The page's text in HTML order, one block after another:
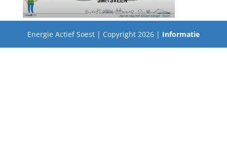
Energie Actief Soest | Copyright 2026 | Informatie